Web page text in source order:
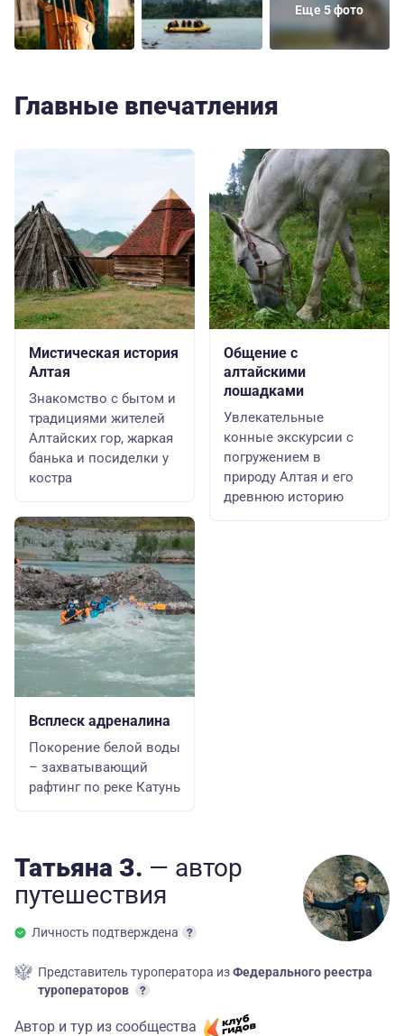
Еще 5 фото
Главные впечатления
Мистическая история
Алтая
Знакомство с бытом и
традициями жителей
Алтайских гор, жаркая
банька и посиделки у
костра
Всплеск адреналина
Покорение белой воды
– захватывающий
рафтинг по реке Катунь
Общение с
алтайскими
лошадками
Увлекательные
конные экскурсии с
погружением в
природу Алтая и его
древнюю историю
Татьяна З. — автор
путешествия
Личность подтверждена
Представитель туроператора изФедерального реестра
туроператоров
Автор и тур из сообщества